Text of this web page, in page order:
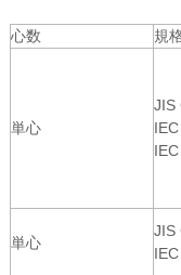
心数 規
単心
JIS
単心
JIS